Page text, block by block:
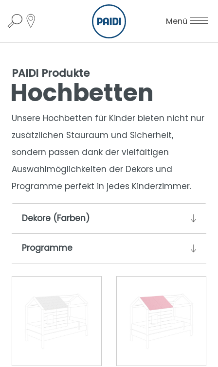
Menü
PAIDI Produkte
Hochbetten
Unsere Hochbetten für Kinder bieten nicht nur
zusätzlichen Stauraum und Sicherheit,
sondern passen dank der vielfältigen
Auswahlmöglichkeiten der Dekors und
Programme perfekt in jedes Kinderzimmer.
Dekore (Farben)
Programme